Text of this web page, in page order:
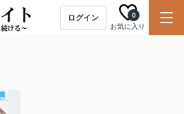
ログイン
お気に入り
0